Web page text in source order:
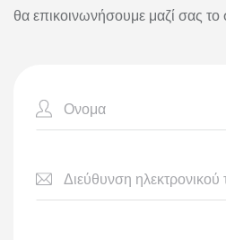
θα επικοινωνήσουμε μαζί σας το